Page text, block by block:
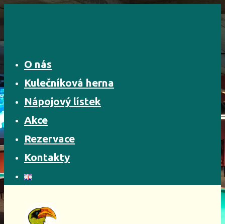
Skip
content
O nás
Kulečníková herna
Nápojový lístek
Akce
Rezervace
Kontakty